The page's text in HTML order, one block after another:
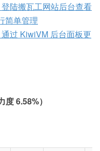
陆搬瓦工网站后台查看
简单管理
过 KiwiVM 后台面板更
6.58%）